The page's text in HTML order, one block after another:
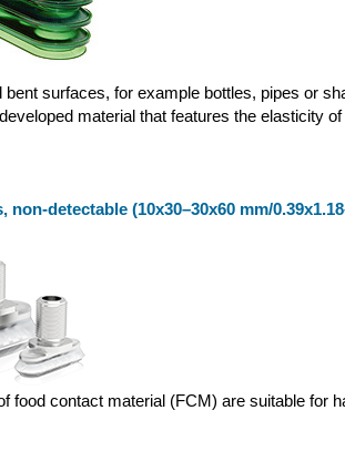
bent surfaces, for example bottles, pipes or
material that features the elasticity
detectable (10x30–30x60 mm/
food contact material (FCM) are suitable for